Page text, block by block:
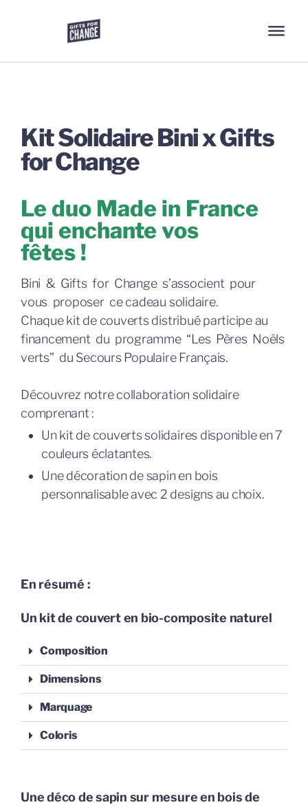
Kit Solidaire Bini x Gifts
for Change
Le duo Made in France
qui enchante vos
fêtes !
Bini & Gifts for Change s’associent pour
vous proposer ce cadeau solidaire.
Chaque kit de couverts distribué participe au
financement du programme “Les Pères Noëls
verts” du Secours Populaire Français.
Découvrez notre collaboration solidaire
comprenant :
Un kit de couverts solidaires disponible en 7
couleurs éclatantes.
Une décoration de sapin en bois
personnalisable avec 2 designs au choix.
En résumé :
Un kit de couvert en bio-composite naturel
Composition
Dimensions
Marquage
Coloris
Une déco de sapin sur mesure en bois de